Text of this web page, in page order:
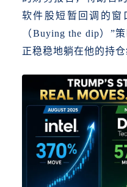
软件股短暂回调的窗
（Buying the dip）”
正稳稳地躺在他的持仓